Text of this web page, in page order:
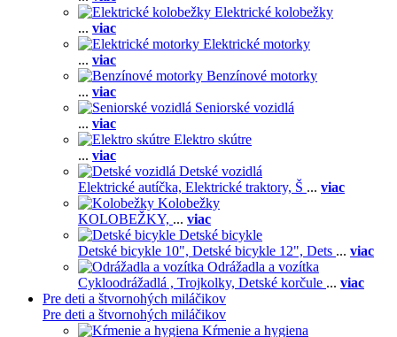
Elektrické kolobežky
... viac
Elektrické motorky
... viac
Benzínové motorky
... viac
Seniorské vozidlá
... viac
Elektro skútre
... viac
Detské vozidlá
Elektrické autíčka, Elektrické traktory, Š ... viac
Kolobežky
KOLOBEŽKY, ... viac
Detské bicykle
Detské bicykle 10", Detské bicykle 12", Dets ... viac
Odrážadla a vozítka
Cykloodrážadlá , Trojkolky, Detské korčule ... viac
Pre deti a štvornohých miláčikov
Pre deti a štvornohých miláčikov
Kŕmenie a hygiena